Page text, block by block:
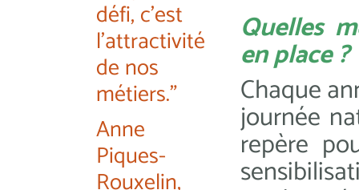
défi, c'est
l'attractivité
de nos
métiers."
Anne
Piques-
Quelles
en place ?
Chaque
journée
repère